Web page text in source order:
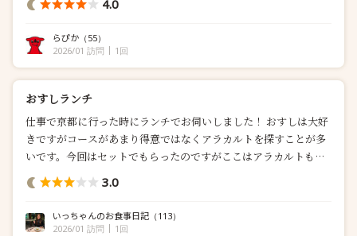
4.0
らぴか （55）
2026/01 訪問
1回
おすしランチ
仕事で京都に行った時にランチでお伺いしました！ おすしは大好
きですがコースがあまり得意ではなくアラカルトを探すことが多
いです。今回はセットでもらったのですがここはアラカルトもい
け...
3.0
いっちゃんのお食事日記 （113）
2026/01 訪問
1回